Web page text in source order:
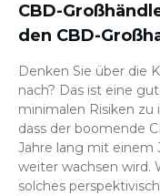
CBD-
den CBD-
Denken Sie über die
nach? Das ist eine
minimalen Risiken
dass der boomende
Jahre lang mit einem
weiter wachsen wird.
solches